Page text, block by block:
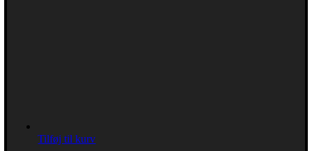
Tilføj til kurv